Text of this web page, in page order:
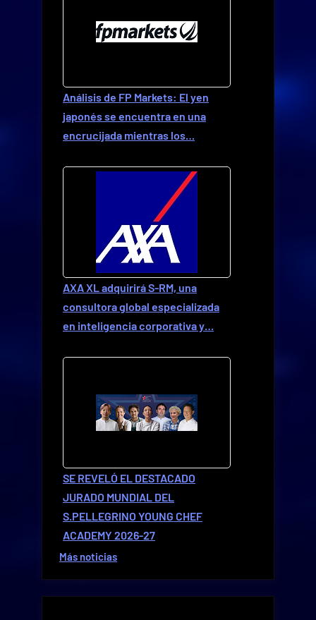
Análisis de FP Markets: El yen
japonés se encuentra en una
encrucijada mientras los…
AXA XL adquirirá S-RM, una
consultora global especializada
en inteligencia corporativa y…
SE REVELÓ EL DESTACADO
JURADO MUNDIAL DEL
S.PELLEGRINO YOUNG CHEF
ACADEMY 2026-27
Más noticias